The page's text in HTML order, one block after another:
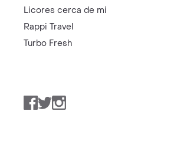
Licores cerca de mi
Rappi Travel
Turbo Fresh
Facebook
TwitterInstagram